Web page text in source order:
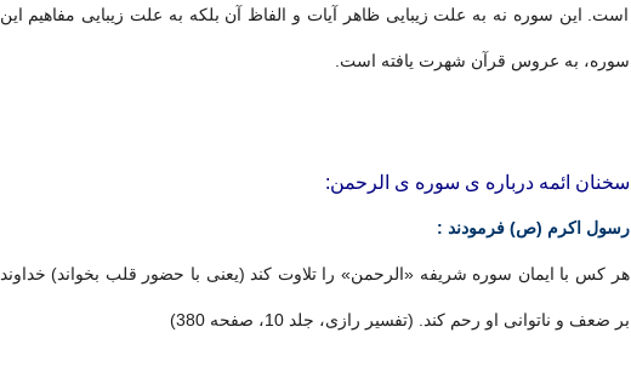
است. این سوره نه به علت زیبایی ظاهر آیات و الفاظ آن بلکه به علت زیبایی مفاهیم این
سوره، به عروس قرآن شهرت یافته است.
سخنان ائمه درباره ی سوره ی الرحمن:
رسول اکرم (ص) فرمودند :
هر کس با ایمان سوره شریفه «الرحمن» را تلاوت کند (یعنی با حضور قلب بخواند) خداوند
بر ضعف و ناتوانی او رحم کند. (تفسیر رازی، جلد 10، صفحه 380)